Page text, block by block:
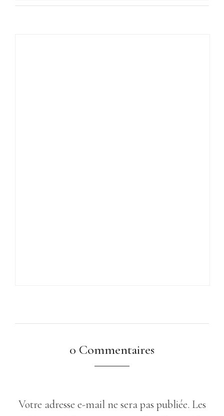
0 Commentaires
Votre adresse e-mail ne sera pas publiée. Les